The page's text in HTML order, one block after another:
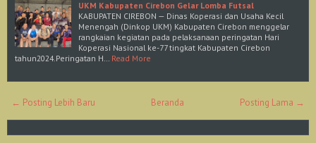
UKM Kabupaten Cirebon Gelar Lomba Futsal
KABUPATEN CIREBON — Dinas Koperasi dan Usaha Kecil
Menengah (Dinkop UKM) Kabupaten Cirebon menggelar
rangkaian kegiatan pada pelaksanaan peringatan Hari
Koperasi Nasional ke-77 tingkat Kabupaten Cirebon
tahun2024.Peringatan H… Read More
← Posting Lebih Baru Posting Lama →
Beranda